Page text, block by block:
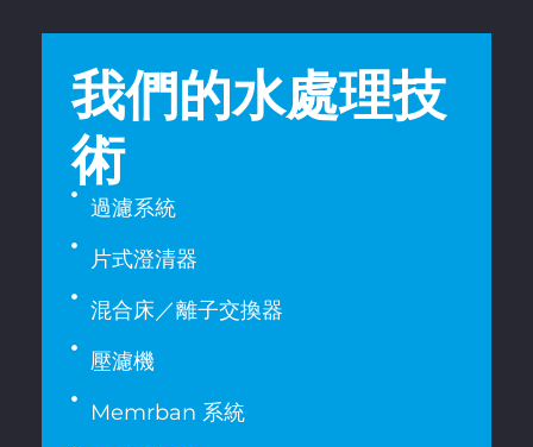
我們的水處理技
術
過濾系統
片式澄清器
混合床／離子交換器
壓濾機
Memrban 系統